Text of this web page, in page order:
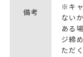
備考
※キ
ない
ある
ジ締
ただ